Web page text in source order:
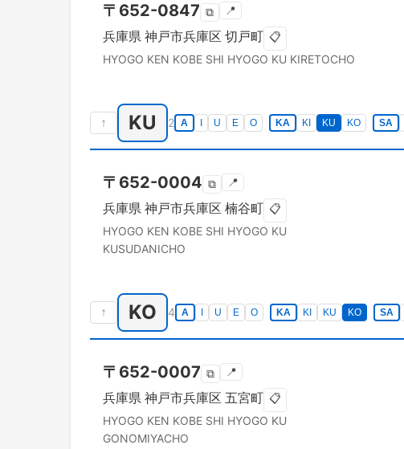
〒 652-0847 ⧉ 📍
兵庫県 神戸市兵庫区 切戸町 📋
HYOGO KEN KOBE SHI HYOGO KU KIRETOCHO
↑ KU 2 A U E O KA KI KU KO SA
〒 652-0004 ⧉ 📍
兵庫県 神戸市兵庫区 楠谷町 📋
HYOGO KEN KOBE SHI HYOGO KU
KUSUDANICHO
↑ KO 4 A U E O KA KI KU KO SA
〒 652-0007 ⧉ 📍
兵庫県 神戸市兵庫区 五宮町 📋
HYOGO KEN KOBE SHI HYOGO KU
GONOMIYACHO